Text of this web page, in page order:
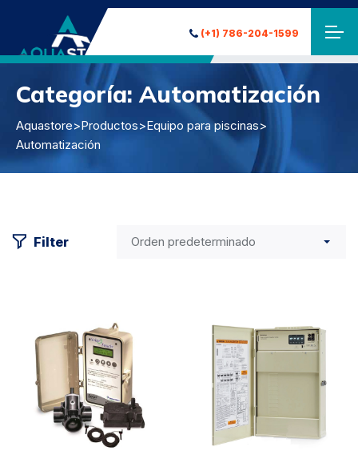
(+1) 786-204-1599
Categoría: Automatización
Aquastore>Productos>Equipo para piscinas>
Automatización
Filter